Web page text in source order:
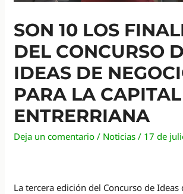
SON 10 LOS
DEL CONCURSO
IDEAS DE
PARA LA CAPITAL
ENTRERRIANA
Deja un comentario / Noticias / 17 de
La tercera edición del Concurso de Ideas